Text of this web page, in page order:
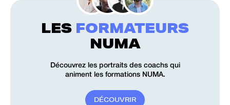
LES FORMATEURS
NUMA
Découvrez les portraits des coachs qui
animent les formations NUMA.
DÉCOUVRIR